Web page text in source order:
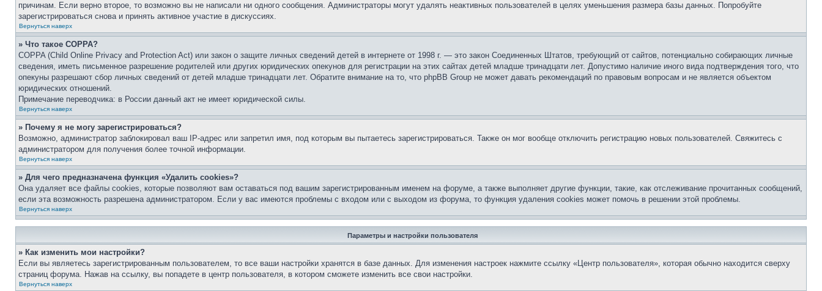
причинам. Если верно второе, то возможно вы не написали ни одного сообщения. Администраторы могут удалять неактивных пользователей в целях уменьшения размера базы данных. Попробуйте
зарегистрироваться снова и принять активное участие в дискуссиях.
Вернуться наверх
» Что такое COPPA?
COPPA (Child Online Privacy and Protection Act) или закон о защите личных сведений детей в интернете от 1998 г. — это закон Соединенных Штатов, требующий от сайтов, потенциально собирающих личные
сведения, иметь письменное разрешение родителей или других юридических опекунов для регистрации на этих сайтах детей младше тринадцати лет. Допустимо наличие иного вида подтверждения того, что
опекуны разрешают сбор личных сведений от детей младше тринадцати лет. Обратите внимание на то, что phpBB Group не может давать рекомендаций по правовым вопросам и не является объектом
юридических отношений.
Примечание переводчика: в России данный акт не имеет юридической силы.
Вернуться наверх
» Почему я не могу зарегистрироваться?
Возможно, администратор заблокировал ваш IP-адрес или запретил имя, под которым вы пытаетесь зарегистрироваться. Также он мог вообще отключить регистрацию новых пользователей. Свяжитесь с
администратором для получения более точной информации.
Вернуться наверх
» Для чего предназначена функция «Удалить cookies»?
Она удаляет все файлы cookies, которые позволяют вам оставаться под вашим зарегистрированным именем на форуме, а также выполняет другие функции, такие, как отслеживание прочитанных сообщений,
если эта возможность разрешена администратором. Если у вас имеются проблемы с входом или с выходом из форума, то функция удаления cookies может помочь в решении этой проблемы.
Вернуться наверх
Параметры и настройки пользователя
» Как изменить мои настройки?
Если вы являетесь зарегистрированным пользователем, то все ваши настройки хранятся в базе данных. Для изменения настроек нажмите ссылку «Центр пользователя», которая обычно находится сверху
страниц форума. Нажав на ссылку, вы попадете в центр пользователя, в котором сможете изменить все свои настройки.
Вернуться наверх